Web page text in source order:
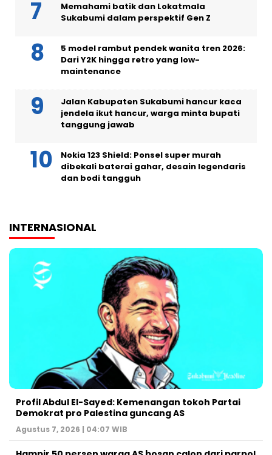
Memahami batik dan Lokatmala
Sukabumi dalam perspektif Gen Z
5 model rambut pendek wanita tren 2026:
Dari Y2K hingga retro yang low-
maintenance
Jalan Kabupaten Sukabumi hancur kaca
jendela ikut hancur, warga minta bupati
tanggung jawab
Nokia 123 Shield: Ponsel super murah
dibekali baterai gahar, desain legendaris
dan bodi tangguh
INTERNASIONAL
Profil Abdul El-Sayed: Kemenangan tokoh Partai
Demokrat pro Palestina guncang AS
Agustus 7, 2026 | 04:07 WIB